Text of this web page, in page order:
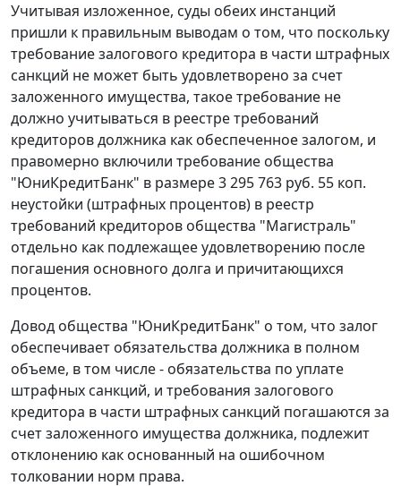
Учитывая изложенное, суды обеих инстанций
пришли к правильным выводам о том, что поскольку
требование залогового кредитора в части штрафных
санкций не может быть удовлетворено за счет
заложенного имущества, такое требование не
должно учитываться в реестре требований
кредиторов должника как обеспеченное залогом, и
правомерно включили требование общества
"ЮниКредитБанк" в размере 3 295 763 руб. 55 коп.
неустойки (штрафных процентов) в реестр
требований кредиторов общества "Магистраль"
отдельно как подлежащее удовлетворению после
погашения основного долга и причитающихся
процентов.
Довод общества "ЮниКредитБанк" о том, что залог
обеспечивает обязательства должника в полном
объеме, в том числе - обязательства по уплате
штрафных санкций, и требования залогового
кредитора в части штрафных санкций погашаются за
счет заложенного имущества должника, подлежит
отклонению как основанный на ошибочном
толковании норм права.